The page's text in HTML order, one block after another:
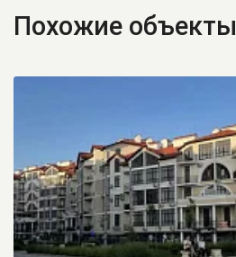
Похожие объекты